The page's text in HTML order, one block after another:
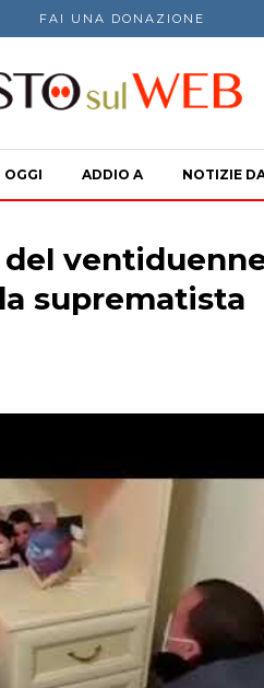
FAI UNA DONAZIONE
OGGI ADDIO A NOTIZIE
suprematista